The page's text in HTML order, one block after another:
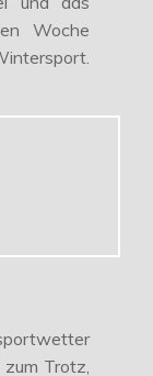
Woche
Trotz,